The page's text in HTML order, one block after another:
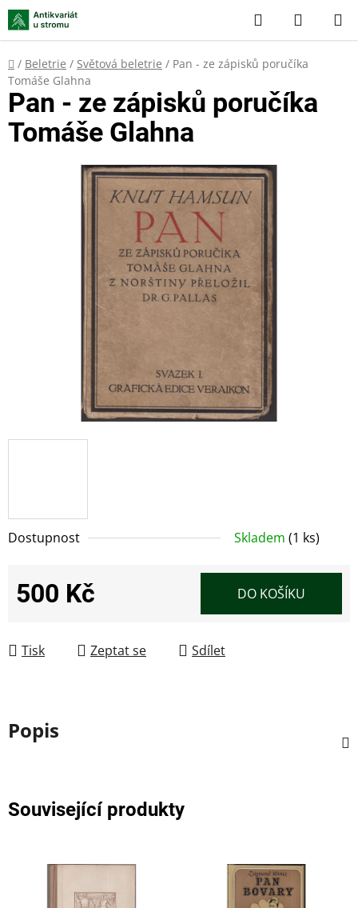
Přejít
na
obsah
Hledat
KOŠÍK
Domů
/ Beletrie / Světová beletrie / Pan - ze zápisků poručíka
Tomáše Glahna
Dostupnost Skladem (1 ks)
500 Kč DO KOŠÍKU
Tisk Zeptat se Sdílet
Pan - ze zápisků poručíka
Tomáše Glahna
Popis
Související produkty